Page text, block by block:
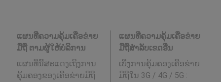
ແຜນທີ່ຄວາມຄຸ້ມເຄືອຂ່າຍ
ມືຖື ຕາມຜູ້ໃຫ້ບໍລິການ
ແຜນທີ່ນີ້ສະແດງເຖິງການ
ຄຸ້ມຄອງຂອງເຄືອຂ່າຍມືຖື
ແຜນທີ່ຄວາມຄຸ້ມເຄືອຂ່າຍ
ມືຖືສໍາລັບເຂດອື່ນ
ເບິ່ງການຄຸ້ມຄອງເຄືອຂ່າຍ
ມືຖືໃນ 3G / 4G / 5G :